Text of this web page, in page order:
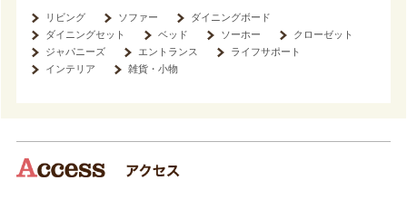
リビング ソファー
ダイニングボード
ダイニングセット
ベッド ソーホー
クローゼット
ジャパニーズ
エントランス
ライフサポート
インテリア
雑貨・小物